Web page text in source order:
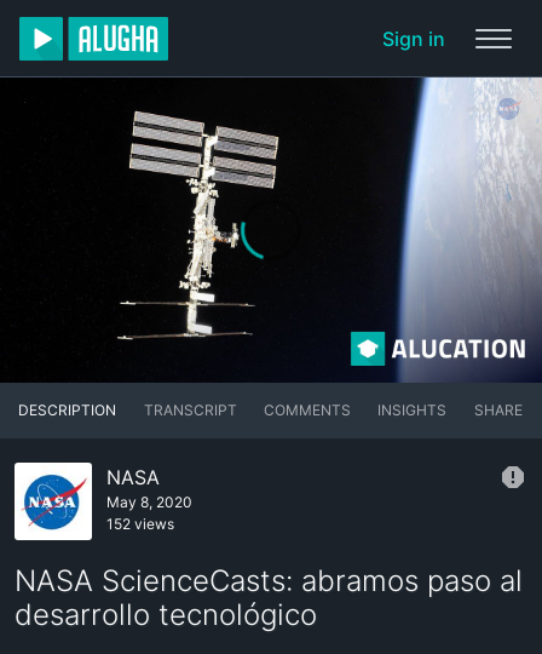
Sign in
DESCRIPTION TRANSCRIPT COMMENTS INSIGHTS SHARE
NASA
May 8, 2020
152 views
NASA ScienceCasts: abramos paso al
desarrollo tecnológico